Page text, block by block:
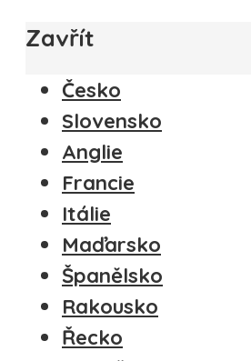
Zavřít
Česko
Slovensko
Anglie
Francie
Itálie
Maďarsko
Španělsko
Rakousko
Řecko